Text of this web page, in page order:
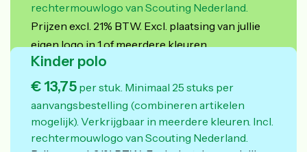
rechtermouwlogo van Scouting Nederland.
Prijzen excl. 21% BTW. Excl. plaatsing van jullie
eigen logo in 1 of meerdere kleuren.
Kinder polo
€ 13,75 per stuk. Minimaal 25 stuks per
aanvangsbestelling (combineren artikelen
mogelijk). Verkrijgbaar in meerdere kleuren. Incl.
rechtermouwlogo van Scouting Nederland.